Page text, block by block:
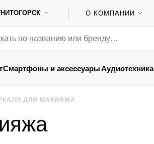
О КОМПАНИИ
Смартфоны и аксессуарыАудиотехника
ДЛЯ МАКИЯЖА